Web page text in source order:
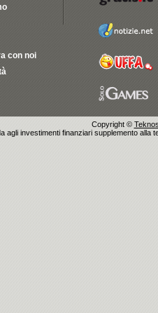
con noi
Copyright ©
agli investimenti finanziari supplemento